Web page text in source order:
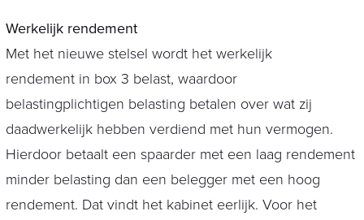
Werkelijk rendement
Met het nieuwe stelsel wordt het werkelijk
rendement in box 3 belast, waardoor
belastingplichtigen belasting betalen over wat zij
daadwerkelijk hebben verdiend met hun vermogen.
Hierdoor betaalt een spaarder met een laag rendement
minder belasting dan een belegger met een hoog
rendement. Dat vindt het kabinet eerlijk. Voor het